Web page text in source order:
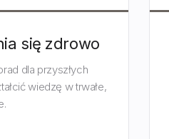
się zdrowo
dla przyszłych
wiedzę w trwałe,